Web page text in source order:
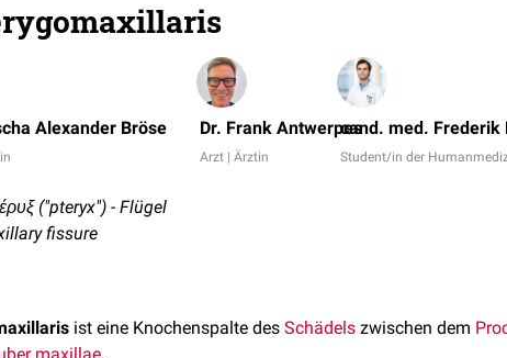
Alexander Bröse Dr. Frank Antwerpes
Arzt | Ärztin
cand. med. Frederik
Student/in der
("pteryx") - Flügel
fissure
ist eine Knochenspalte des Schädels zwischen dem